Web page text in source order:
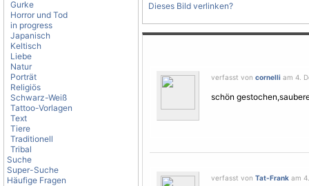
Gurke
Horror und Tod
in progress
Japanisch
Keltisch
Liebe
Natur
Porträt
Religiös
Schwarz-Weiß
Tattoo-Vorlagen
Text
Tiere
Traditionell
Tribal
Suche
Super-Suche
Häufige Fragen
Dieses Bild verlinken?
verfasst von cornelli am 4.
schön
verfasst von Tat-Frank am